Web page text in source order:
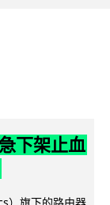
下架止血